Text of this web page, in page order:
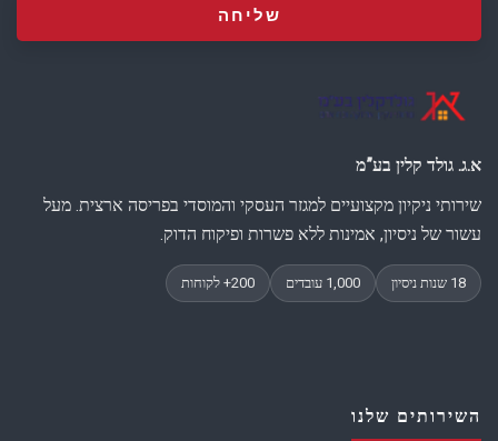
א.ג. גולד קלין בע”מ
שירותי ניקיון מקצועיים למגזר העסקי והמוסדי בפריסה ארצית. מעל
עשור של ניסיון, אמינות ללא פשרות ופיקוח הדוק.
השירותים שלנו